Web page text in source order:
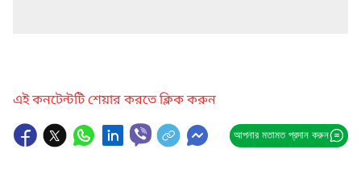
এই কনটেন্টটি শেয়ার করতে ক্লিক করুন
আপনার মতামত প্রদান করুন